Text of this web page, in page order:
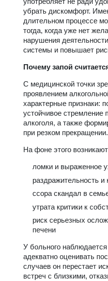
убрать дискомфорт.
длительном процессе
тогда, когда уже нет
нарушения
системы и повышает
Почему запой
С медицинской точки
проявлением
характерные признаки:
устойчивое стремление
алкоголя, а также
при резком прекращении.
На фоне этого
ломки и выраженное
раздражительность и
ссора скандал в
утрата критики к
риск серьезных
печени
У больного
адекватно оценивать
случаев он перестает
встреч с близкими,